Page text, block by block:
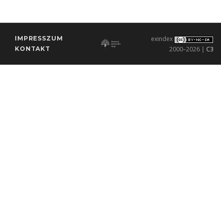
IMPRESSZUM
KONTAKT
exindex
2000–2026 | C3